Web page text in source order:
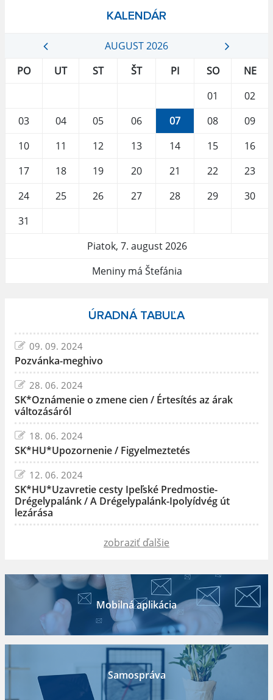
KALENDÁR
AUGUST 2026
PO
UT ST ŠT PI SO
NE
01
02
03
04 05 06 07 08
09
10
11 12 13 14 15
16
17
18 19 20 21 22
23
24
25 26 27 28 29
30
31
Piatok, 7. august 2026
Meniny má Štefánia
ÚRADNÁ TABUĽA
09. 09. 2024
Pozvánka-meghivo
28. 06. 2024
SK*Oznámenie o zmene cien / Értesítés az árak
változásáról
18. 06. 2024
SK*HU*Upozornenie / Figyelmeztetés
12. 06. 2024
SK*HU*Uzavretie cesty Ipeľské Predmostie-
Drégelypalánk / A Drégelypalánk-Ipolyídvég út
lezárása
zobraziť ďalšie
Mobilná aplikácia
Samospráva